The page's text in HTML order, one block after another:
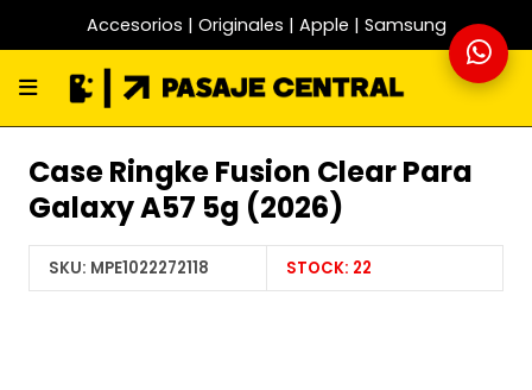
Accesorios | Originales | Apple | Samsung
Case Ringke Fusion Clear Para
Galaxy A57 5g (2026)
SKU: MPE1022272118 STOCK: 22